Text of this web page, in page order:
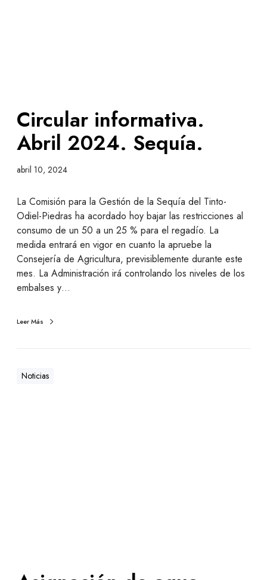
Circular informativa.
Abril 2024. Sequía.
abril 10, 2024
La Comisión para la Gestión de la Sequía del Tinto-
Odiel-Piedras ha acordado hoy bajar las restricciones al
consumo de un 50 a un 25 % para el regadío. La
medida entrará en vigor en cuanto la apruebe la
Consejería de Agricultura, previsiblemente durante este
mes. La Administración irá controlando los niveles de los
embalses y…
Leer Más
Noticias